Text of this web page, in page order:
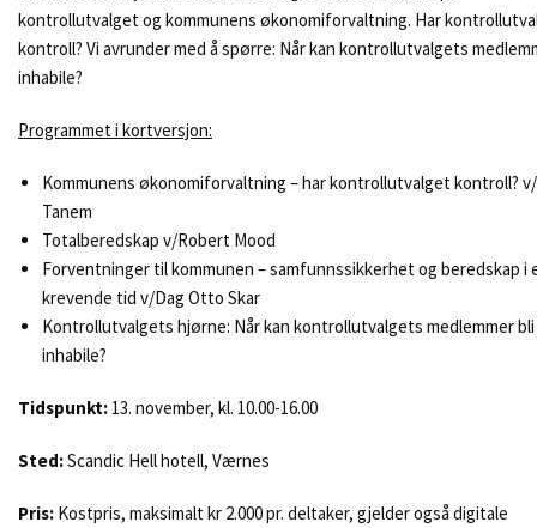
kontrollutvalget og kommunens økonomiforvaltning. Har
kontroll? Vi avrunder med å spørre: Når kan kontrollutvalgets
inhabile?
Programmet i kortversjon:
Kommunens økonomiforvaltning – har kontrollutvalget kontroll?
Tanem
Totalberedskap v/Robert Mood
Forventninger til kommunen – samfunnssikkerhet og beredskap i
krevende tid v/Dag Otto Skar
Kontrollutvalgets hjørne: Når kan kontrollutvalgets medlemmer bli
inhabile?
Tidspunkt: 13. november, kl. 10.00-16.00
Sted:Scandic Hell hotell, Værnes
Pris: Kostpris, maksimalt kr 2.000 pr. deltaker, gjelder også digitale